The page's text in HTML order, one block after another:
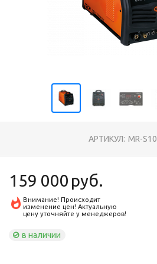
АРТИКУЛ: MR-
159 000 руб.
Внимание! Происходит
изменение цен! Актуальную
цену уточняйте у менеджеров!
в наличии